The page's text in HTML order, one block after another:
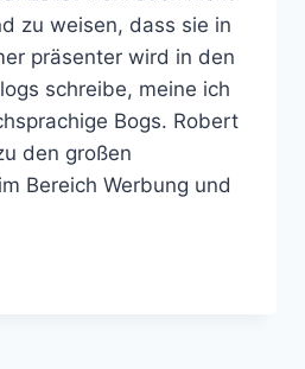
zu weisen, dass sie in
präsenter wird in den
schreibe, meine ich
Bogs. Robert
den großen
Bereich Werbung und